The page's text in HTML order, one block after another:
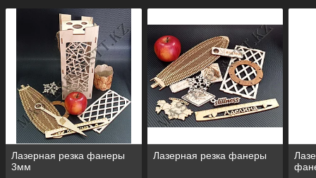
Лазерная резка фанеры
3мм
Лазерная резка фанеры